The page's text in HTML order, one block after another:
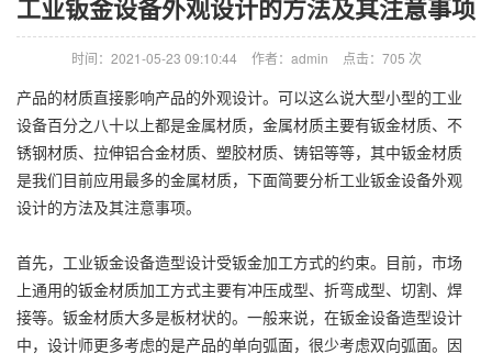
工业钣金设备外观设计的方法及其注意事项
时间：2021-05-23 09:10:44 作者：admin 点击： 705 次
产品的材质直接影响产品的外观设计。可以这么说大型小型的工业
设备百分之八十以上都是金属材质，金属材质主要有钣金材质、不
锈钢材质、拉伸铝合金材质、塑胶材质、铸铝等等，其中钣金材质
是我们目前应用最多的金属材质，下面简要分析工业钣金设备外观
设计的方法及其注意事项。
首先，工业钣金设备造型设计受钣金加工方式的约束。目前，市场
上通用的钣金材质加工方式主要有冲压成型、折弯成型、切割、焊
接等。钣金材质大多是板材状的。一般来说，在钣金设备造型设计
中，设计师更多考虑的是产品的单向弧面，很少考虑双向弧面。因